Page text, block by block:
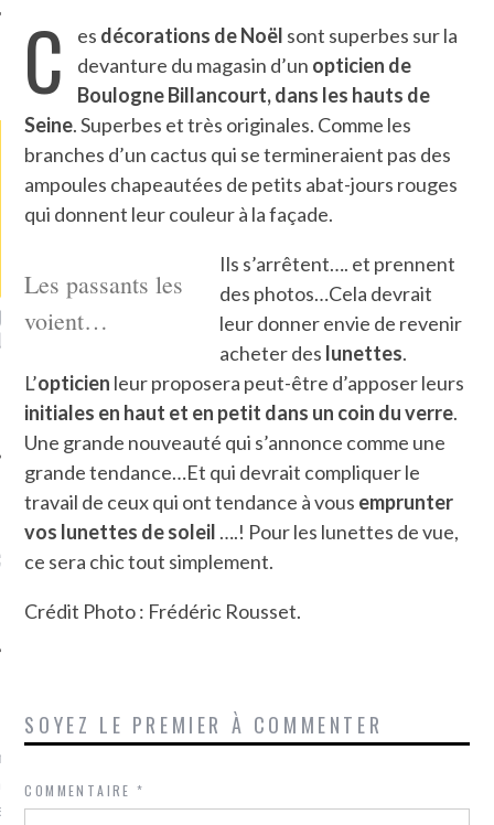
LA PHOTO
ATTACHÉS À LA
DE L’AMBASSADE
? POUR QUI ?
UN GRONDIN FOURRÉ AUX
CHAMPIGNONS ET AUX
LARDONS DANS LA HALLE
DE DAX. ET POURQUOI PAS
?
MES DERNIERS
SUR FACEBOOK
toujours aimé marcher.
conquis mais en
C es décorations de Noël sont superbes sur la
devanture du magasin d’un opticien de
Boulogne Billancourt, dans les hauts de
Seine. Superbes et très originales. Comme les
branches d’un cactus qui se termineraient pas des
ampoules chapeautées de petits abat-jours rouges
qui donnent leur couleur à la façade.
Les passants les
voient…
Ils s’arrêtent…. et prennent
des photos…Cela devrait
leur donner envie de revenir
acheter des lunettes.
L’opticien leur proposera peut-être d’apposer leurs
initiales en haut et en petit dans un coin du verre.
Une grande nouveauté qui s’annonce comme une
grande tendance…Et qui devrait compliquer le
travail de ceux qui ont tendance à vous emprunter
vos lunettes desoleil ….! Pour les lunettes de vue,
ce sera chic tout simplement.
Crédit Photo : Frédéric Rousset.
SOYEZ LE PREMIER À COMMENTER
COMMENTAIRE*